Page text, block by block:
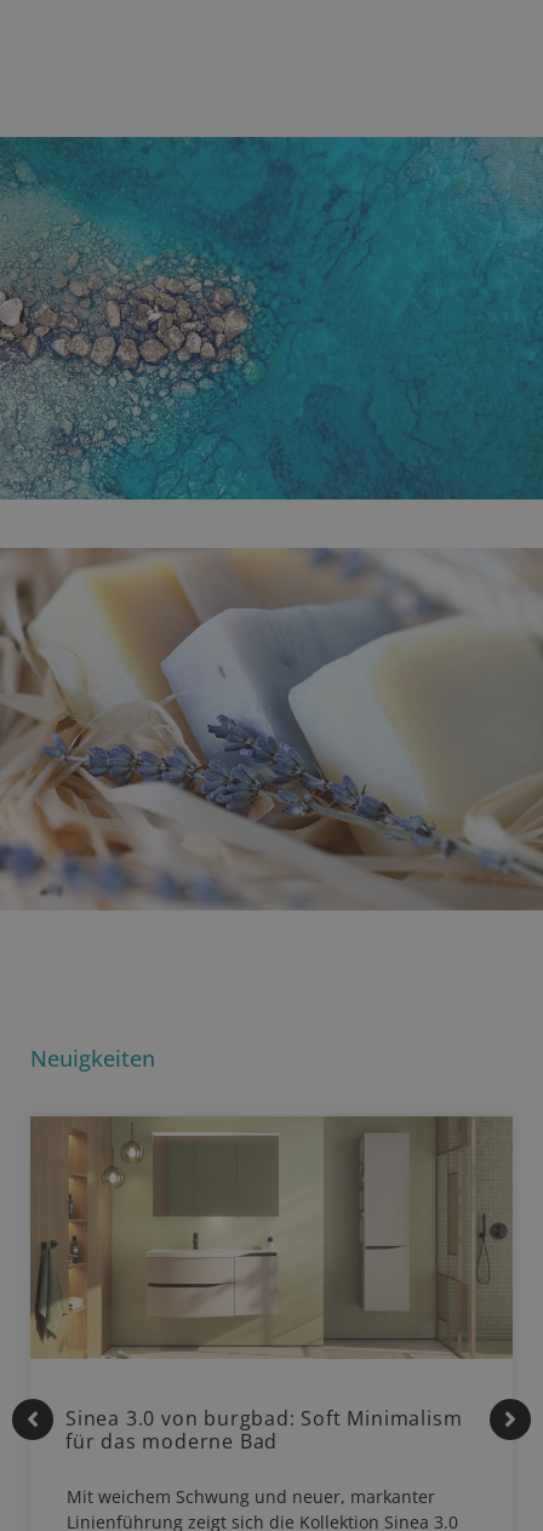
Neuigkeiten
Sinea 3.0 von burgbad: Soft Minimalism
für das moderne Bad
Mit weichem Schwung und neuer, markanter
Linienführung zeigt sich die Kollektion Sinea 3.0